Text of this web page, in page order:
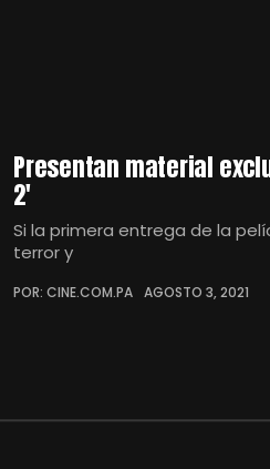
Presentan material
2'
Si la primera entrega de la
terror y
POR: CINE.COM.PA AGOSTO 3, 2021